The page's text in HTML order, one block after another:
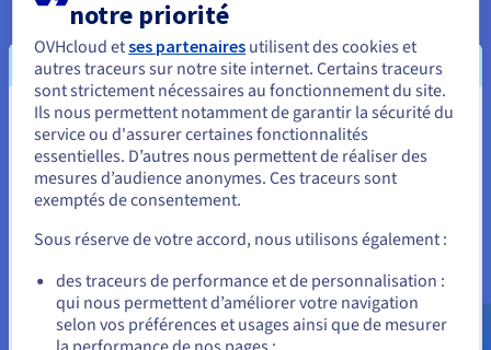
composée de serveurs physiques hébergés dans les locaux de
l’entreprise (sur site ou on-premises) ou dans un datacenter.
Ces serveurs peuvent être partagés entre plusieurs
utilisateurs (hébergement mutualisé), dédiés à un seul
utilisateur (hébergement dédié) ou partitionnés en machines
virtuelles (serveurs privés virtuels ou VPS). A contrario,
l’hébergement cloud utilise des infrastructures virtualisées et
une connexion internet pour fournir des ressources
informatiques telles que le stockage, les machines virtuelles
et le réseau. L’hébergement cloud repose sur le concept
d’Infrastructure as a Service (IaaS), selon lequel les
fournisseurs de cloud fournissent des machines virtuelles et
autres infrastructures « as a service » (en tant que service) sur
Internet. Cette approche permet d’éliminer la nécessité pour
les entreprises d’acheter, d’entretenir et d’alimenter leurs
propres machines sur site.
Vous semblez être localisé en États-
Unis.
Pour commander, rendez-vous sur le site de votre pays (États-
Allez sur le site États-Unis
us.ovhcloud.com/
Anglais USD - $
notre priorité
OVHcloud etses partenaires utilisent des cookies et
autres traceurs sur notre site internet. Certains traceurs
sont strictement nécessaires au fonctionnement du site.
Ils nous permettent notamment de garantir la sécurité du
service ou d'assurer certaines fonctionnalités
essentielles. D’autres nous permettent de réaliser des
mesures d’audience anonymes. Ces traceurs sont
exemptés de consentement.
Sous réserve de votre accord, nous utilisons également :
des traceurs de performance et de personnalisation :
qui nous permettent d’améliorer votre navigation
selon vos préférences et usages ainsi que de mesurer